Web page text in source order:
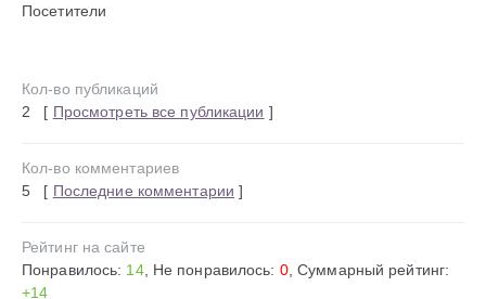
Посетители
Кол-во публикаций
2 [ Просмотреть все публикации ]
Кол-во комментариев
5 [ Последние комментарии ]
Рейтинг на сайте
Понравилось: 14, Не понравилось: 0, Суммарный рейтинг:
+14